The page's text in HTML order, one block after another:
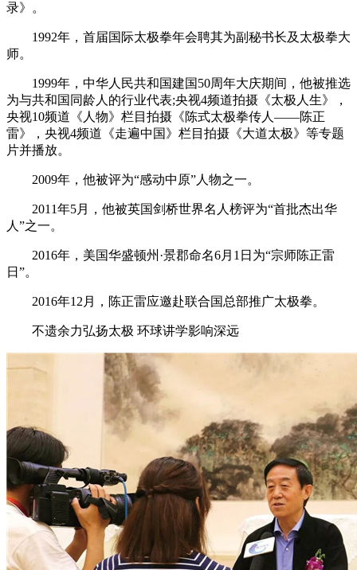
录》。
1992年，首届国际太极拳年会聘其为副秘书长及太极拳大
师。
1999年，中华人民共和国建国50周年大庆期间，他被推选
为与共和国同龄人的行业代表;央视4频道拍摄《太极人生》，
央视10频道《人物》栏目拍摄《陈式太极拳传人——陈正
雷》，央视4频道《走遍中国》栏目拍摄《大道太极》等专题
片并播放。
2009年，他被评为“感动中原”人物之一。
2011年5月，他被英国剑桥世界名人榜评为“首批杰出华
人”之一。
2016年，美国华盛顿州·景郡命名6月1日为“宗师陈正雷
日”。
2016年12月，陈正雷应邀赴联合国总部推广太极拳。
不遗余力弘扬太极 环球讲学影响深远